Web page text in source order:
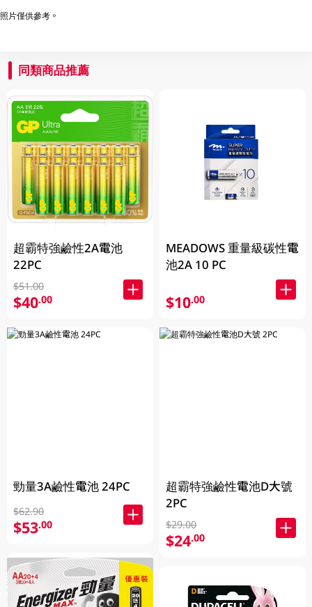
照片僅供參考。
同類商品推薦
超霸特強鹼性2A電池
22PC
$51.00
$40.00
勁量3A鹼性電池 24PC
$62.90
$53.00
MEADOWS 重量級碳性電
池2A 10 PC
$10.00
超霸特強鹼性電池D大號
2PC
$29.00
$24.00